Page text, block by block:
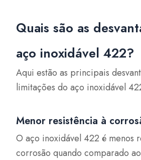
Quais são as
aço inoxidável 422?
Aqui estão as principais
limitações do aço inoxidável
Menor resistência à
O aço inoxidável 422 é menos
corrosão quando comparado